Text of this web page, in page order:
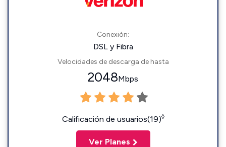
Conexión:
DSL y Fibra
Velocidades de descarga de hasta
2048Mbps
Calificación de usuarios(19)◊
Ver Planes